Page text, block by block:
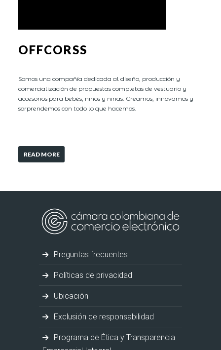
OFFCORSS
Somos una compañía dedicada al diseño, producción y
comercialización de propuestas completas de vestuario y
accesorios para bebés, niños y niñas. Creamos, innovamos y
sorprendemos con todo lo que hacemos.
READ MORE
Preguntas frecuentes
Políticas de privacidad
Ubicación
Exclusión de responsabilidad
Programa de Ética y Transparencia